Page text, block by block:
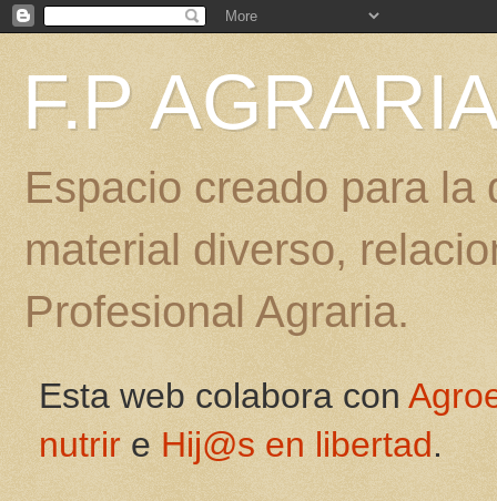
F.P
Espacio creado para
material diverso,
Profesional Agraria.
Esta web colabora con
nutrir e Hij@s en libertad.